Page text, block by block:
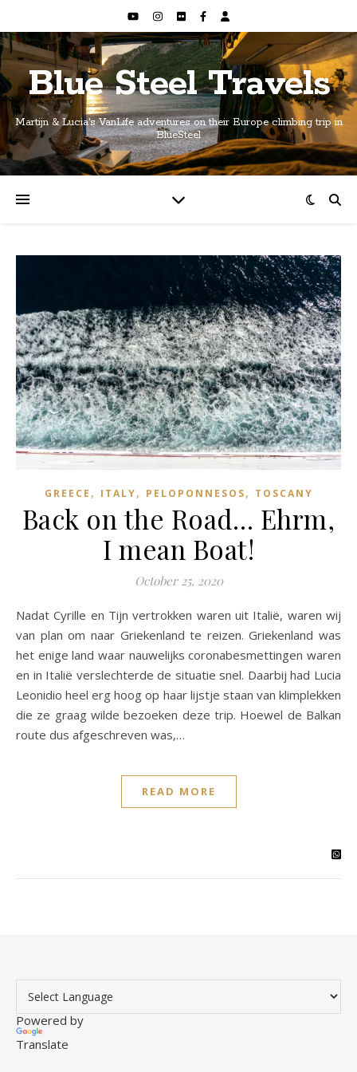
Blue Steel Travels
Martijn & Lucia's VanLife adventures on their Europe climbing trip in
BlueSteel
GREECE , ITALY, PELOPONNESOS, TOSCANY
Back on the Road… Ehrm,
I mean Boat!
October 25, 2020
Nadat Cyrille en Tijn vertrokken waren uit Italië, waren wij
van plan om naar Griekenland te reizen. Griekenland was
het enige land waar nauwelijks coronabesmettingen waren
en in Italië verslechterde de situatie snel. Daarbij had Lucia
Leonidio heel erg hoog op haar lijstje staan van klimplekken
die ze graag wilde bezoeken deze trip. Hoewel de Balkan
route dus afgeschreven was,…
READ MORE
Powered by
Translate